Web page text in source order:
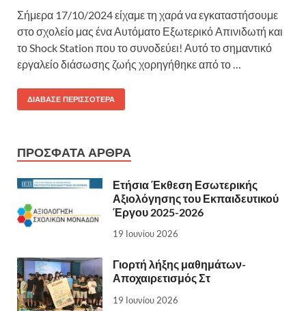
Σήμερα 17/10/2024 είχαμε τη χαρά να εγκαταστήσουμε
στο σχολείο μας ένα Αυτόματο Εξωτερικό Απινιδωτή και
το Shock Station που το συνοδεύει! Αυτό το σημαντικό
εργαλείο διάσωσης ζωής χορηγήθηκε από το …
ΔΙΆΒΑΣΕ ΠΕΡΙΣΣΌΤΕΡΑ
ΠΡΌΣΦΑΤΑ ΆΡΘΡΑ
Ετήσια Έκθεση Εσωτερικής
Αξιολόγησης του Εκπαιδευτικού
Έργου 2025-2026
19 Ιουνίου 2026
Γιορτή λήξης μαθημάτων-
Αποχαιρετισμός Στ
19 Ιουνίου 2026